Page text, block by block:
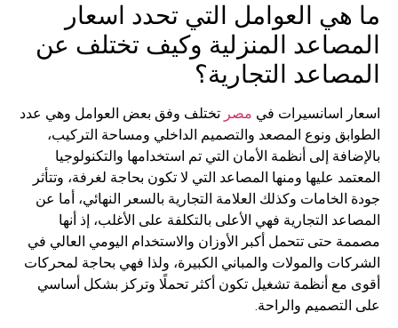
ما هي العوامل التي تحدد اسعار
المصاعد المنزلية وكيف تختلف عن
المصاعد التجارية؟
اسعار اسانسيرات في مصر تختلف وفق بعض العوامل وهي عدد
الطوابق ونوع المصعد والتصميم الداخلي ومساحة التركيب،
بالإضافة إلى أنظمة الأمان التي تم استخدامها والتكنولوجيا
المعتمد عليها ومنها المصاعد التي لا تكون بحاجة لغرفة، وتتأثر
جودة الخامات وكذلك العلامة التجارية بالسعر النهائي، أما عن
المصاعد التجارية فهي الأعلى بالتكلفة على الأغلب، إذ أنها
مصممة حتى تتحمل أكبر الأوزان والاستخدام اليومي العالي في
الشركات والمولات والمباني الكبيرة، ولذا فهي بحاجة لمحركات
أقوى مع أنظمة تشغيل تكون أكثر تحملًا وتركز بشكل أساسي
على التصميم والراحة.